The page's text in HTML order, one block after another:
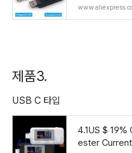
ge meter
wer bank
제품3.
USB C 타입
4.1US $ 19%
ester